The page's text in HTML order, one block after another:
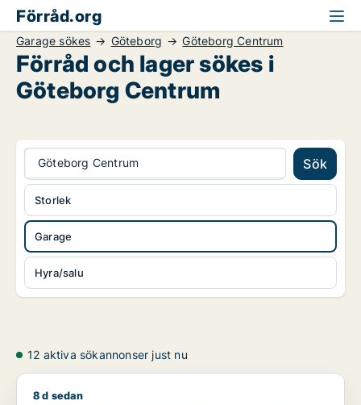
Förråd.org
Garage sökes Göteborg Göteborg Centrum
Förråd och lager sökes i
Göteborg Centrum
Göteborg Centrum Sök
Garage
Hyra/salu
Storlek
12 aktiva sökannonser just nu
Hulya söker restauranglokal eller garage för uthyrning i
8 d sedan